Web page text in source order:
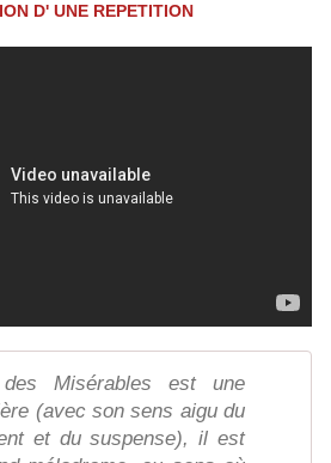
D' UNE REPETITION
Misérables est une
(avec son sens aigu du
et du suspense), il est